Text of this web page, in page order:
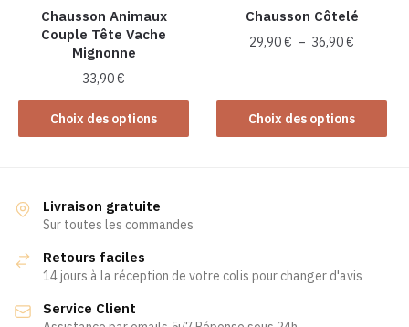
la
page
du
produit
la
page
Chausson Animaux
Couple Tête Vache
Mignonne
33,90€
Choix des options
Ce
produit
variations.
Les
peuvent
choisies
Chausson Côtelé
29,90€ – 36,90€
29,90 €
à
36,90 €
Choix des options
produit
a
plusieurs
choisies
Livraison gratuite
Sur toutes les commandes
Retours faciles
14 jours à la réception de votre colis pour changer d'avis
Service Client